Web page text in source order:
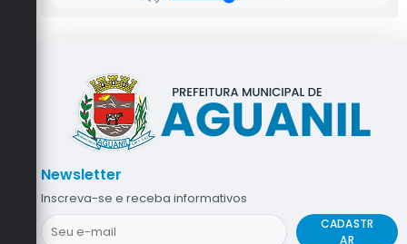
Newsletter
Inscreva-se e receba informativos
CADASTR
AR